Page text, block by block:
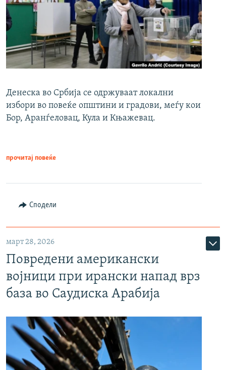
Денеска во Србија се одржуваат локални
избори во повеќе општини и градови, меѓу кои
Бор, Аранѓеловац, Кула и Књажевац.
прочитај повеќе
Сподели
март 28, 2026
Повредени американски
војници при ирански напад врз
база во Саудиска Арабија